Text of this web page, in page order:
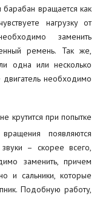
барабан вращается как
нагрузку от
заменить
ремень. Так же,
одна или несколько
двигатель необходимо
крутится при попытке
появляются
– скорее всего,
заменить, причем
и сальники, которые
Подобную работу,